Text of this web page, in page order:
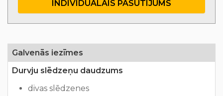
INDIVIDUĀLAIS PASŪTĪJUMS
Galvenās iezīmes
Durvju slēdzeņu daudzums
divas slēdzenes